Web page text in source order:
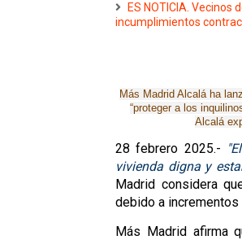
ES NOTICIA.
incumplimientos
Más Madrid Alcalá ha
“proteger a los
Alcalá
28 febrero 2025.-
vivienda digna y
Madrid considera
debido a
Más Madrid afirma